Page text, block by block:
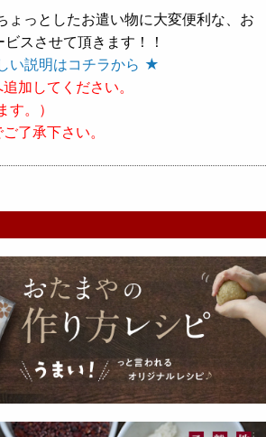
ょっとしたお遣い物に大変便利な、お
スさせて頂きます！！
い説明はコチラから ★
加してください。
。）
了承下さい。